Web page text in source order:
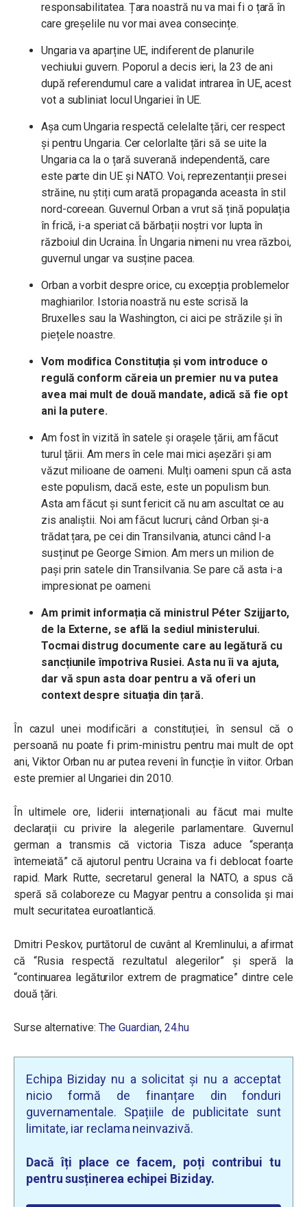
responsabilitatea. Țara noastră nu va mai fi o țară în
care greșelile nu vor mai avea consecințe.
Ungaria va aparține UE, indiferent de planurile
vechiului guvern. Poporul a decis ieri, la 23 de ani
după referendumul care a validat intrarea în UE, acest
vot a subliniat locul Ungariei în UE.
Așa cum Ungaria respectă celelalte țări, cer respect
și pentru Ungaria. Cer celorlalte țări să se uite la
Ungaria ca la o țară suverană independentă, care
este parte din UE și NATO. Voi, reprezentanții presei
străine, nu știți cum arată propaganda aceasta în stil
nord-coreean. Guvernul Orban a vrut să țină populația
în frică, i-a speriat că bărbații noștri vor lupta în
războiul din Ucraina. În Ungaria nimeni nu vrea război,
guvernul ungar va susține pacea.
Orban a vorbit despre orice, cu excepția problemelor
maghiarilor. Istoria noastră nu este scrisă la
Bruxelles sau la Washington, ci aici pe străzile și în
piețele noastre.
Vom modifica Constituția și vom introduce o
regulă conform căreia un premier nu va putea
avea mai mult de două mandate, adică să fie opt
ani la putere.
Am fost în vizită în satele și orașele țării, am făcut
turul țării. Am mers în cele mai mici așezări și am
văzut milioane de oameni. Mulți oameni spun că asta
este populism, dacă este, este un populism bun.
Asta am făcut și sunt fericit că nu am ascultat ce au
zis analiștii. Noi am făcut lucruri, când Orban și-a
trădat țara, pe cei din Transilvania, atunci când l-a
susținut pe George Simion. Am mers un milion de
pași prin satele din Transilvania. Se pare că asta i-a
impresionat pe oameni.
Am primit informația că ministrul PéterSzijjarto,
de la Externe, se află la sediul ministerului.
Tocmai distrug documente care au legătură cu
sancțiunile împotriva Rusiei. Asta nu îi va ajuta,
dar vă spun asta doar pentru a vă oferi un
context despre situația din țară.
În cazul unei modificări a constituției, în sensul că o
persoană nu poate fi prim-ministru pentru mai mult de opt
ani, Viktor Orban nu ar putea reveni în funcție în viitor. Orban
este premier al Ungariei din 2010.
În ultimele ore, liderii internaționali au făcut mai multe
declarații cu privire la alegerile parlamentare. Guvernul
german a transmis că victoria Tisza aduce “speranța
întemeiată” că ajutorul pentru Ucraina va fi deblocat foarte
rapid. Mark Rutte, secretarul general la NATO, a spus că
speră să colaboreze cu Magyar pentru a consolida și mai
mult securitatea euroatlantică.
Dmitri Peskov, purtătorul de cuvânt al Kremlinului, a afirmat
că “Rusia respectă rezultatul alegerilor” și speră la
“continuarea legăturilor extrem de pragmatice” dintre cele
două țări.
Surse alternative: The Guardian, 24.hu
Echipa Biziday nu a solicitat și nu a acceptat
nicio formă de finanțare din fonduri
guvernamentale. Spațiile de publicitate sunt
limitate, iar reclama neinvazivă.
Dacă îți place ce facem, poți contribui tu
pentru susținerea echipei Biziday.